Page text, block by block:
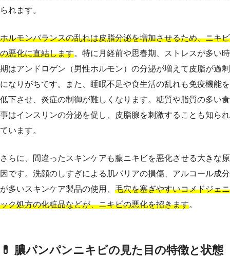
られます。
ホルモンバランスの乱れは皮脂分泌を増加させるため、ニキビ
の悪化に直結します。特に月経前や思春期、ストレスが多い時
期はアンドロゲン（男性ホルモン）の分泌が増えて皮脂が過剰
になりがちです。また、睡眠不足や食生活の乱れも免疫機能を
低下させ、炎症の制御が難しくなります。糖質や脂質の多い食
事はインスリンの分泌を促し、皮脂腺を刺激することも知られ
ています。
さらに、間違ったスキンケアも膿ニキビを悪化させる大きな原
因です。洗顔のしすぎによる肌バリアの損傷、アルコール成分
が多いスキンケア製品の使用、 毛穴を塞ぎやすいコメドジェニ
ック処方の化粧品などが、ニキビの悪化を招きます。
💊 膿パンパンニキビの見た目の特徴と状態